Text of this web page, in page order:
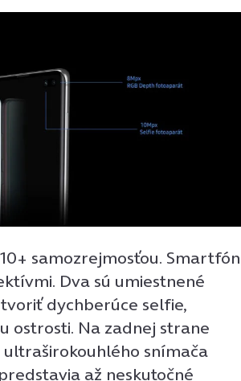
samozrejmosťou. Smartfón
Dva sú umiestnené
dychberúce selfie,
ostrosti. Na zadnej strane
snímača
až neskutočné